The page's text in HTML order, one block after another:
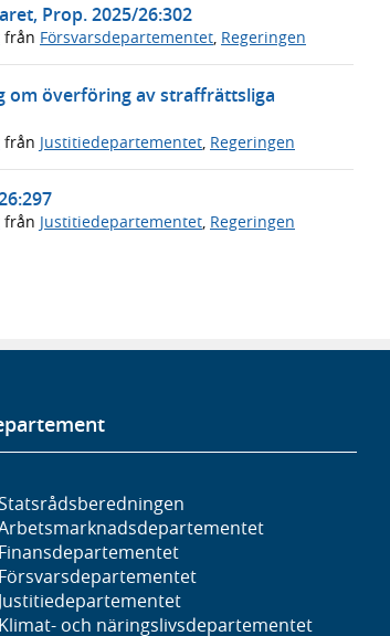
Prop. 2025/26:302
från Försvarsdepartementet, Regeringen
om överföring av straffrättsliga
från Justitiedepartementet Regeringen
från Justitiedepartementet, Regeringen
Finans­departementet
Försvars­departementet
Justitie­departementet
Klimat- och näringslivs­departementet